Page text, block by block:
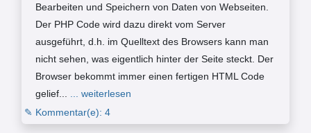
Bearbeiten und Speichern von Daten von Webseiten.
Der PHP Code wird dazu direkt vom Server
ausgeführt, d.h. im Quelltext des Browsers kann man
nicht sehen, was eigentlich hinter der Seite steckt. Der
Browser bekommt immer einen fertigen HTML Code
gelief...
... weiterlesen
✎ Kommentar(e): 4